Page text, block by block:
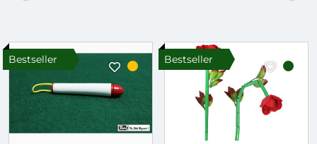
Bestseller Bestseller